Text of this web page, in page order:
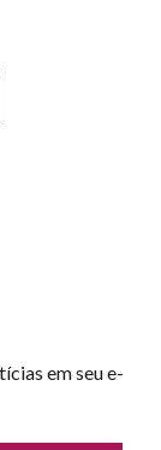
em seu e-